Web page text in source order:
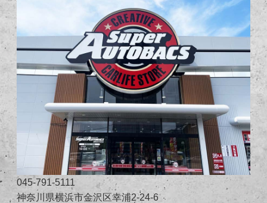
045-791-5111
神奈川県横浜市金沢区幸浦2-24-6